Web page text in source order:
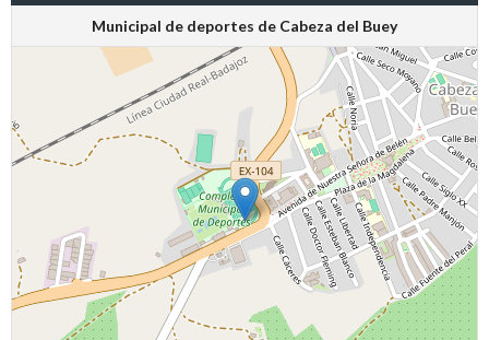
Municipal de deportes de Cabeza del Buey